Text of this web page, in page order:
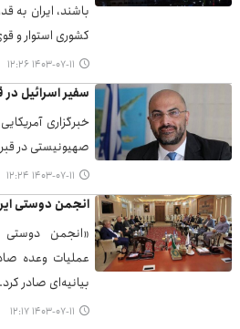
باشند، ایران به
کشوری استوار و
۱۴۰۳-۰۷-۱۱ ۱۲:۲۶
سفیر اسرائیل
خبرگزاری
صهیونیستی در
۱۴۰۳-۰۷-۱۱ ۱۲:۲۴
انجمن دوستی
«انجمن
بیانیه‌ای صادر کرد.
۱۴۰۳-۰۷-۱۱ ۱۲:۱۷